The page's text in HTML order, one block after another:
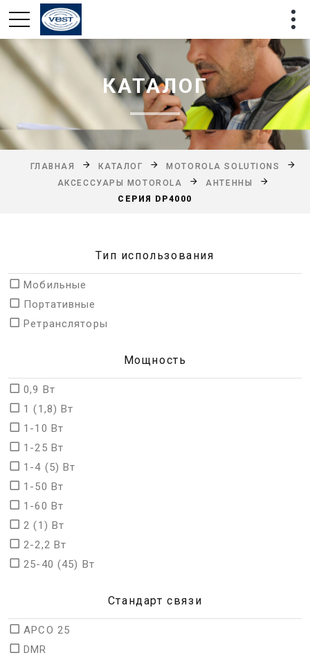
КАТАЛОГ
ГЛАВНАЯ КАТАЛОГ
MOTOROLA SOLUTIONS
АКСЕССУАРЫ MOTOROLA
АНТЕННЫ
СЕРИЯ DP4000
Тип использования
Мобильные
Портативные
Ретрансляторы
Мощность
0,9 Bт
1 (1,8) Вт
1-10 Вт
1-25 Вт
1-4 (5) Вт
1-50 Вт
1-60 Вт
2 (1) Вт
2-2,2 Вт
25-40 (45) Вт
Стандарт связи
APCO 25
DMR